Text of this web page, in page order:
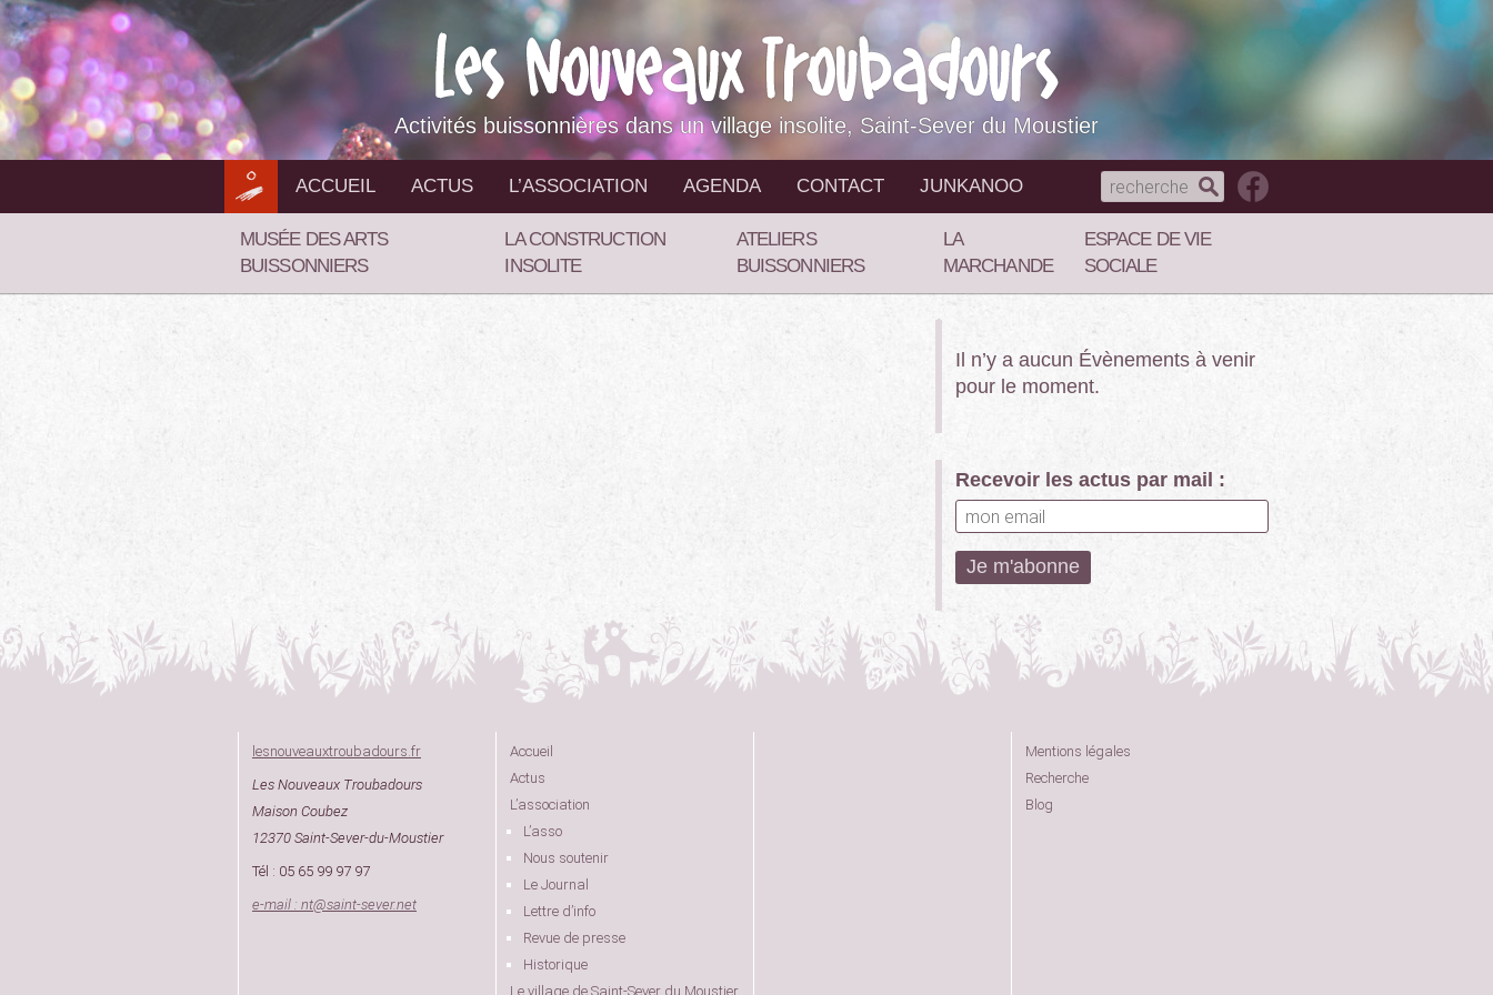
Aller
au
contenu
Activités buissonnières dans un village insolite, Saint-Sever du Moustier
ACCUEIL ACTUS L’ASSOCIATION AGENDA CONTACT JUNKANOO
MUSÉE DES ARTS
BUISSONNIERS
LA CONSTRUCTION
INSOLITE
ATELIERS
BUISSONNIERS
LA
MARCHANDE
ESPACE DE VIE
SOCIALE
Il n’y a aucun Évènements à venir
pour le moment.
Recevoir les actus par mail :
lesnouveauxtroubadours.fr
Les Nouveaux Troubadours
Maison Coubez
12370 Saint-Sever-du-Moustier
Tél : 05 65 99 97 97
e-mail : nt@saint-sever.net
Accueil
Actus
L’association
L’asso
Nous soutenir
Le Journal
Lettre d’info
Revue de presse
Historique
Le village de Saint-Sever du Moustier
Mentions légales
Recherche
Blog